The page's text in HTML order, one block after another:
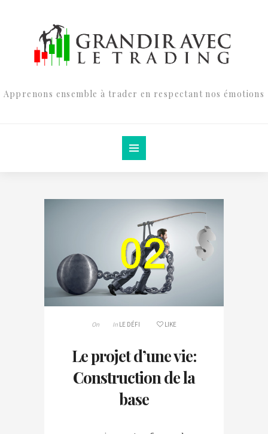
Apprenons ensemble à trader en respectant nos émotions
On In LE DÉFI LIKE
Le projet d’une vie:
Construction de la
base